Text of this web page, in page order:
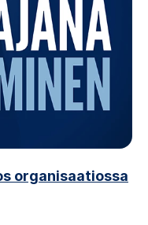
organisaatiossa